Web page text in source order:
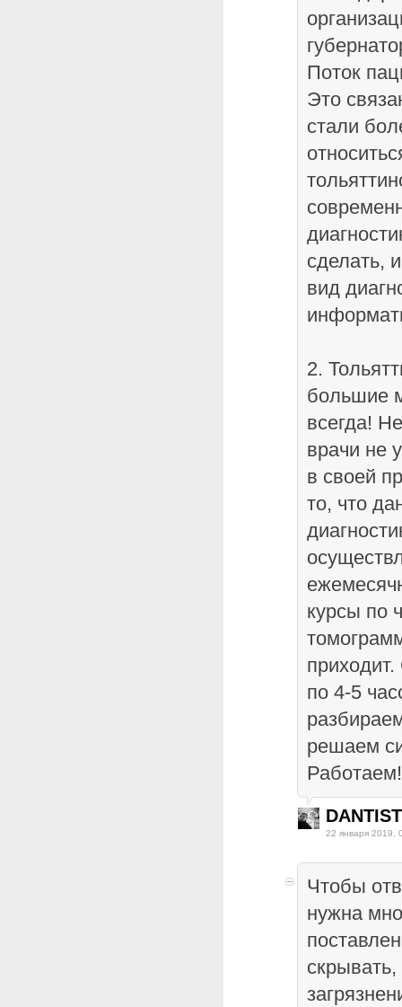
Поток
Это
стали
сделать,
вид
2.
большие
всегда!
врачи не
в своей
то, что
курсы по
по 4-5
решаем
Работаем!
DANTIST
22 января 2019,
Чтобы
нужна